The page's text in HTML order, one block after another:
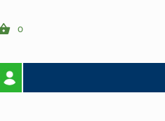
0